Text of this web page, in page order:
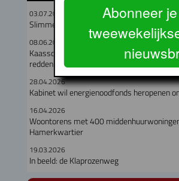
03.07.2026
Slimme ramen houden woningen tot 5
08.06.2026
Kaasschaaf over onderhoudskosten gaat
redden
28.04.2026
Kabinet wil energienoodfonds heropenen
16.04.2026
Woontorens met 400
Hamerkwartier
19.03.2026
In beeld: de Klaprozenweg
Abonneer